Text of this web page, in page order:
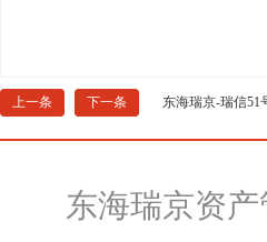
上一条 下一条 东海瑞京-瑞信51
东海瑞京资